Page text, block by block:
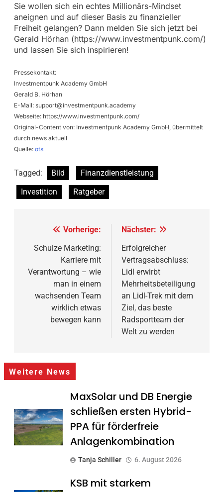
Sie wollen sich ein echtes Millionärs-Mindset
aneignen und auf dieser Basis zu finanzieller
Freiheit gelangen? Dann melden Sie sich jetzt bei
Gerald Hörhan (https://www.investmentpunk.com/)
und lassen Sie sich inspirieren!
Pressekontakt:
Investmentpunk Academy GmbH
Gerald B. Hörhan
E-Mail: support@investmentpunk.academy
Webseite: https://www.investmentpunk.com/
Original-Content von: Investmentpunk Academy GmbH, übermittelt
durch news aktuell
Quelle: ots
Tagged: Bild
Finanzdienstleistung
Investition
Ratgeber
Beitragsnavigation
Vorherige:
Schulze Marketing:
Karriere mit
Verantwortung – wie
man in einem
wachsenden Team
wirklich etwas
bewegen kann
Nächster:
Erfolgreicher
Vertragsabschluss:
Lidl erwirbt
Mehrheitsbeteiligung
an Lidl-Trek mit dem
Ziel, das beste
Radsportteam der
Welt zu werden
Weitere News
MaxSolar und DB Energie
schließen ersten Hybrid-
PPA für förderfreie
Anlagenkombination
Tanja Schiller 6. August 2026
KSB mit starkem